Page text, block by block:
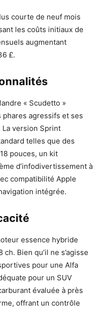
courte de neuf mois
les coûts initiaux de
augmentant
£.
« Scudetto »
phares agressifs et ses
version Sprint
telles que des
pouces, un kit
d’infodivertissement à
compatibilité Apple
intégrée.
essence hybride
Bien qu’il ne s’agisse
pour une Alfa
pour un SUV
évaluée à près
offrant un contrôle